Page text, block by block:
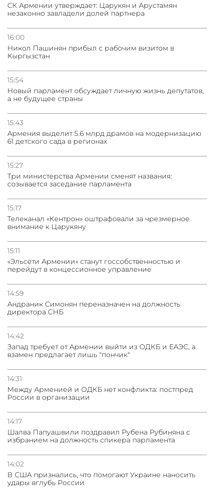
СК Армении утверждает: Царукян и Арустамян
незаконно завладели долей партнера
16:00
Никол Пашинян прибыл с рабочим визитом в
Кыргызстан
15:54
Новый парламент обсуждает личную жизнь депутатов,
а не будущее страны
15:43
Армения выделит 5.6 млрд драмов на модернизацию
61 детского сада в регионах
15:27
Три министерства Армении сменят названия:
созывается заседание парламента
15:17
Телеканал «Кентрон» оштрафовали за чрезмерное
внимание к Царукяну
15:11
«Эльсети Армении» станут госсобственностью и
перейдут в концессионное управление
14:59
Андраник Симонян переназначен на должность
директора СНБ
14:42
Запад требует от Армении выйти из ОДКБ и ЕАЭС, а
взамен предлагает лишь "пончик"
14:31
Между Арменией и ОДКБ нет конфликта: постпред
России в организации
14:17
Шалва Папуашвили поздравил Рубена Рубиняна с
избранием на должность спикера парламента
14:02
В США признались, что помогают Украине наносить
удары вглубь России